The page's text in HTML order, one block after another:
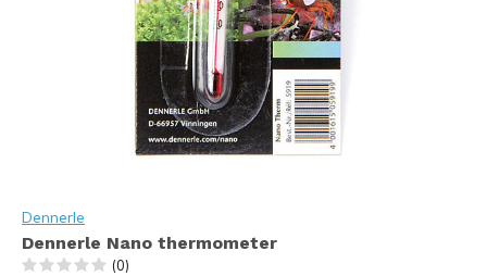
Dennerle
Dennerle Nano thermometer
(0)